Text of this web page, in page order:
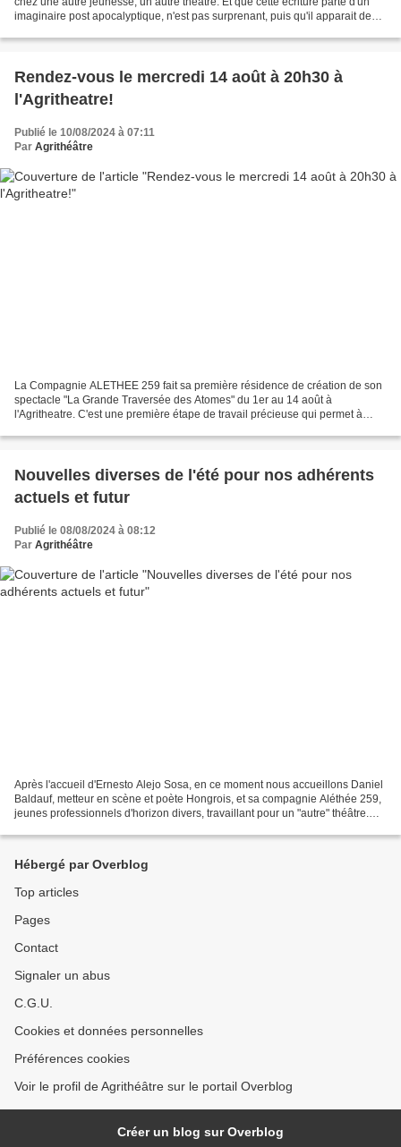
imaginaire post apocalyptique, n'est pas surprenant, puis qu'il apparait de
Rendez-vous le mercredi 14 août à 20h30 à
l'Agritheatre!
Publié le 10/08/2024 à 07:11
Par Agrithéâtre
La Compagnie ALETHEE 259 fait sa première résidence de création de son
spectacle "La Grande Traversée des Atomes" du 1er au 14 août à
l'Agritheatre. C'est une première étape de travail précieuse qui permet à
Nouvelles diverses de l'été pour nos adhérents
actuels et futur
Publié le 08/08/2024 à 08:12
Par Agrithéâtre
Après l'accueil d'Ernesto Alejo Sosa, en ce moment nous accueillons Daniel
Baldauf, metteur en scène et poète Hongrois, et sa compagnie Aléthée 259,
jeunes professionnels d'horizon divers, travaillant pour un "autre" théâtre.
Hébergé par Overblog
Top articles
Pages
Contact
Signaler un abus
C.G.U.
Cookies et données personnelles
Préférences cookies
Voir le profil de Agrithéâtre sur le portail Overblog
Créer un blog sur Overblog